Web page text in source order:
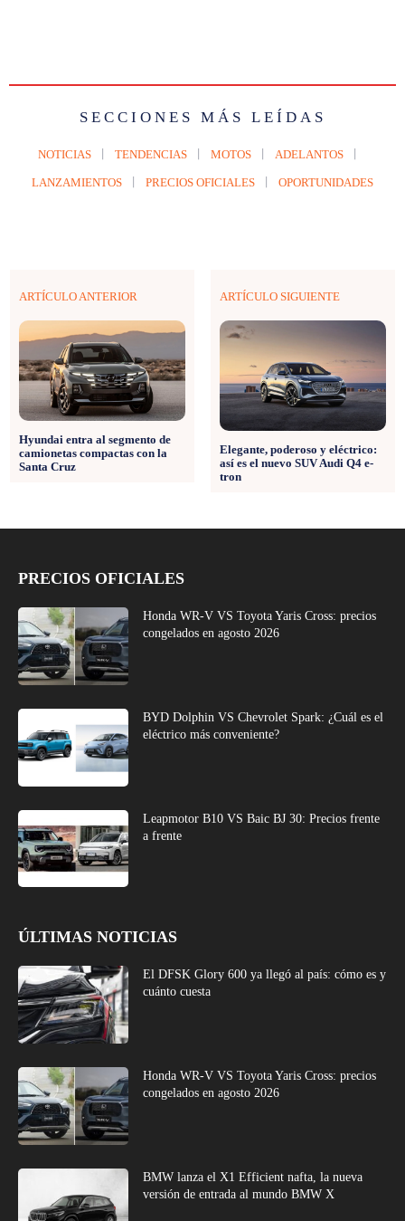
SECCIONES MÁS LEÍDAS
NOTICIAS TENDENCIAS MOTOS ADELANTOS
LANZAMIENTOS PRECIOS OFICIALES OPORTUNIDADES
ARTÍCULO ANTERIOR
Hyundai entra al segmento de
camionetas compactas con la
Santa Cruz
ARTÍCULO SIGUIENTE
Elegante, poderoso y eléctrico:
así es el nuevo SUV Audi Q4 e-
tron
PRECIOS OFICIALES
Honda WR-V VS Toyota Yaris Cross: precios
congelados en agosto 2026
BYD Dolphin VS Chevrolet Spark: ¿Cuál es el
eléctrico más conveniente?
Leapmotor B10 VS Baic BJ 30: Precios frente
a frente
ÚLTIMAS NOTICIAS
El DFSK Glory 600 ya llegó al país: cómo es y
cuánto cuesta
Honda WR-V VS Toyota Yaris Cross: precios
congelados en agosto 2026
BMW lanza el X1 Efficient nafta, la nueva
versión de entrada al mundo BMW X